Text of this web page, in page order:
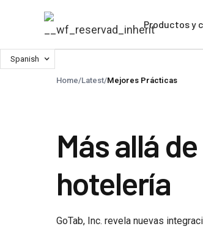
Productos y
Spanish
Home/Latest/Mejores Prácticas
Más allá
hotelería
GoTab, Inc. revela nuevas